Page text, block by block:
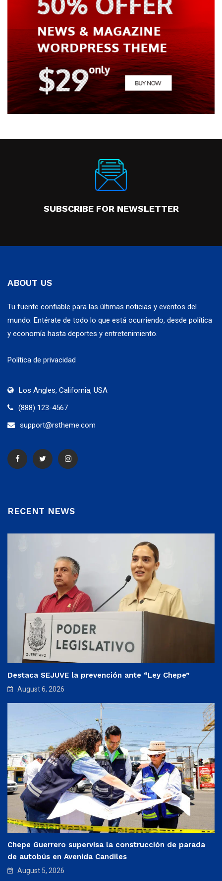
SUBSCRIBE FOR NEWSLETTER
ABOUT US
Tu fuente confiable para las últimas noticias y eventos del
mundo. Entérate de todo lo que está ocurriendo, desde política
y economía hasta deportes y entretenimiento.
Política de privacidad
Los Angles, California, USA
(888) 123-4567
support@rstheme.com
RECENT NEWS
Destaca SEJUVE la prevención ante “Ley Chepe”
August 6, 2026
Chepe Guerrero supervisa la construcción de parada
de autobús en Avenida Candiles
August 5, 2026